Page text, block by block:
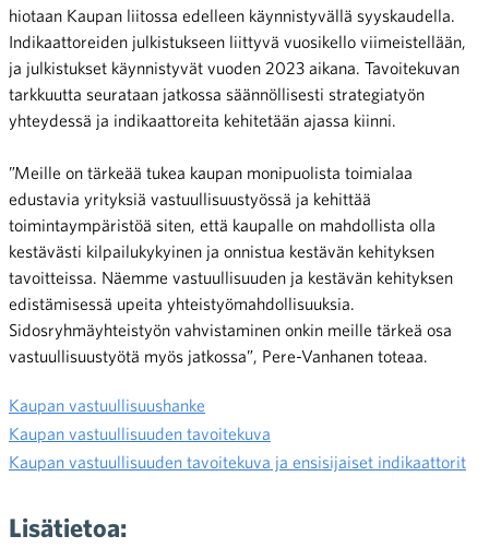
hiotaan Kaupan liitossa edelleen käynnistyvällä syyskaudella.
Indikaattoreiden julkistukseen liittyvä vuosikello viimeistellään,
ja julkistukset käynnistyvät vuoden 2023 aikana. Tavoitekuvan
tarkkuutta seurataan jatkossa säännöllisesti strategiatyön
yhteydessä ja indikaattoreita kehitetään ajassa kiinni.
”Meille on tärkeää tukea kaupan monipuolista toimialaa
edustavia yrityksiä vastuullisuustyössä ja kehittää
toimintaympäristöä siten, että kaupalle on mahdollista olla
kestävästi kilpailukykyinen ja onnistua kestävän kehityksen
tavoitteissa. Näemme vastuullisuuden ja kestävän kehityksen
edistämisessä upeita yhteistyömahdollisuuksia.
Sidosryhmäyhteistyön vahvistaminen onkin meille tärkeä osa
vastuullisuustyötä myös jatkossa”, Pere-Vanhanen toteaa.
Kaupan vastuullisuushanke
Kaupan vastuullisuuden tavoitekuva
Kaupan vastuullisuuden tavoitekuva ja ensisijaiset indikaattorit
Lisätietoa: